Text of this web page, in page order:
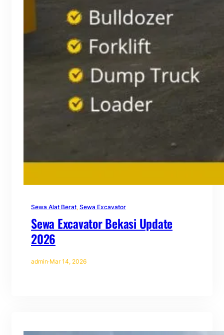
Sewa Alat Berat, Sewa Excavator
Sewa Excavator Bekasi Update
2026
admin·Mar 14, 2026